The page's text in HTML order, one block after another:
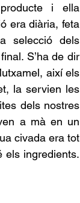
i ella
era diària, feta
selecció dels
S’ha de dir
així els
la servien les
dels nostres
a mà en un
civada era tot
els ingredients.